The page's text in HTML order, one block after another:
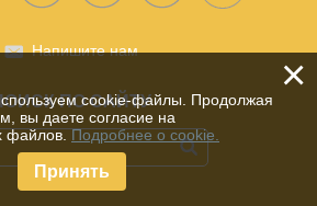
Напишите нам
ПО САЙТУ
×
cookie-файлы. Продолжая
вы даете согласие на
файлов.Подробнее о cookie.
Принять